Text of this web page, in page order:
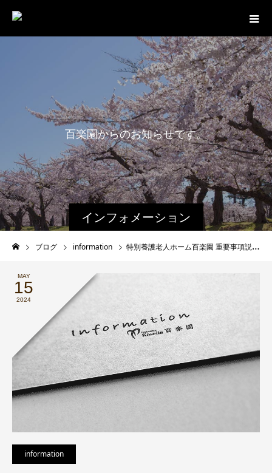
インフォメーション
百楽園からのお知らせです。
ブログ information 特別養護老人ホーム百楽園 重要事項説明書
MAY
15
2024
information